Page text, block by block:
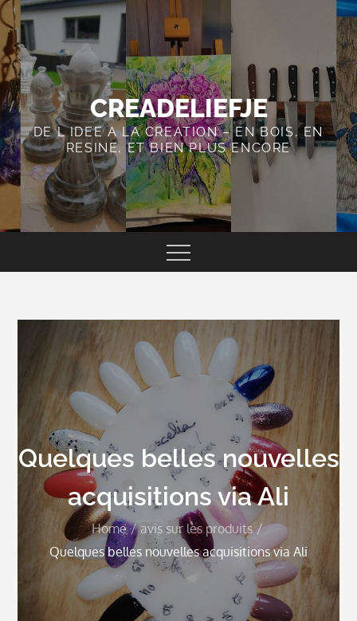
Skip
to
content
CREADELIEFJE
DE L IDEE A LA CREATION – EN BOIS, EN
RESINE, ET BIEN PLUS ENCORE
Quelques belles nouvelles
acquisitions via Ali
Home
avis sur les produits
Quelques belles nouvelles acquisitions via Ali